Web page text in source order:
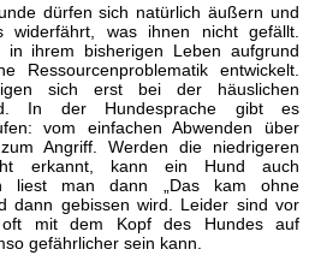
dürfen sich natürlich äußern und
widerfährt, was ihnen nicht gefällt.
ihrem bisherigen Leben aufgrund
Ressourcenproblematik entwickelt.
sich erst bei der häuslichen
In der Hundesprache gibt es
vom einfachen Abwenden über
Angriff. Werden die niedrigeren
erkannt, kann ein Hund auch
liest man dann „Das kam ohne
dann gebissen wird. Leider sind vor
mit dem Kopf des Hundes auf
gefährlicher sein kann.